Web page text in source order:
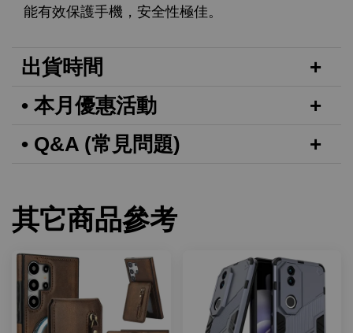
能有效保護手機，安全性極佳。
出貨時間
• 本月優惠活動
• Q&A (常見問題)
其它商品參考